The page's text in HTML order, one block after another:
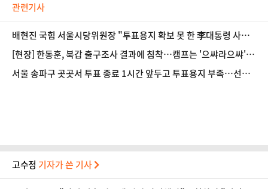
관련기사
배현진 국힘 서울시당위원장 "투표용지 확보 못 한 李대통령 사죄
하라"
[현장] 한동훈, 북갑 출구조사 결과에 침착…캠프는 '으쌰라으쌰' 열
기 고조
서울 송파구 곳곳서 투표 종료 1시간 앞두고 투표용지 부족…선관
고수정 기자가 쓴 기사